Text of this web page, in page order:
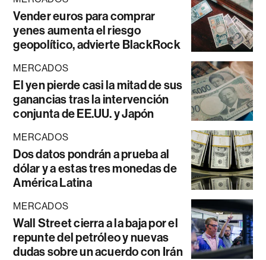
Vender euros para comprar
yenes aumenta el riesgo
geopolítico, advierte BlackRock
MERCADOS
El yen pierde casi la mitad de sus
ganancias tras la intervención
conjunta de EE.UU. y Japón
MERCADOS
Dos datos pondrán a prueba al
dólar y a estas tres monedas de
América Latina
MERCADOS
Wall Street cierra a la baja por el
repunte del petróleo y nuevas
dudas sobre un acuerdo con Irán